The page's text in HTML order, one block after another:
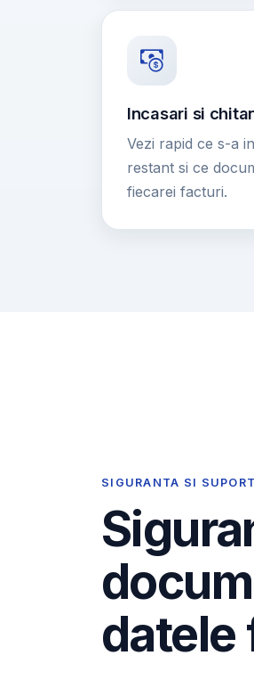
Incasari si
Vezi rapid ce s-a
restant si ce
fiecarei facturi.
SIGURANTA SI SUPORT
datele